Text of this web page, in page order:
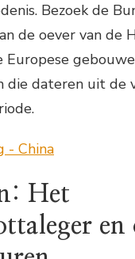
Bezoek de
de oever van de
Europese
die dateren uit de
Het
en